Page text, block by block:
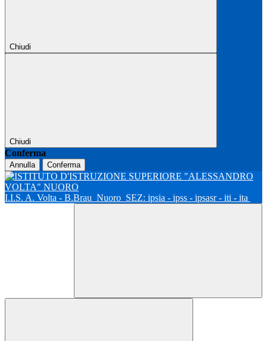
Chiudi
Chiudi
Conferma
Annulla Conferma
I.I.S. A. Volta - B.Brau Nuoro SEZ: ipsia - ipss - ipsasr - iti - ita